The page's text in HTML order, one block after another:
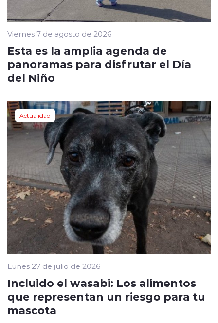
Viernes 7 de agosto de 2026
Esta es la amplia agenda de
panoramas para disfrutar el Día
del Niño
Actualidad
Lunes 27 de julio de 2026
Incluido el wasabi: Los alimentos
que representan un riesgo para tu
mascota